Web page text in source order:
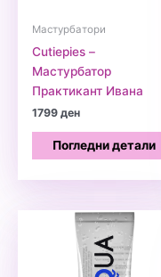
Мастурбатори
Cutiepies –
Мастурбатор
Практикант Ивана
1799ден
Погледни детали